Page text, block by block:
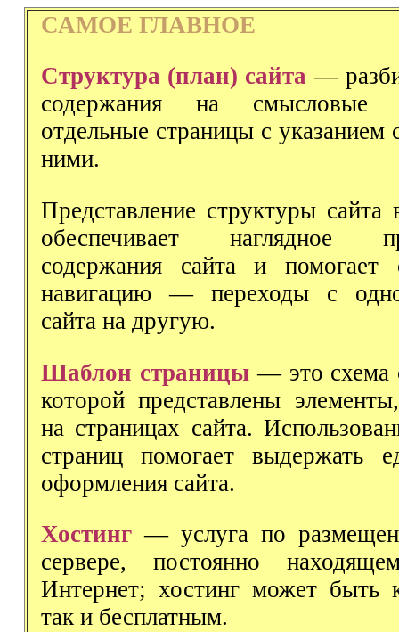
САМОЕ ГЛАВНОЕ
Структура (план) сайта —
содержания на смысловые
отдельные страницы с указанием
ними.
Представление структуры сайта
обеспечивает наглядное
содержания сайта и помогает
навигацию — переходы с
сайта на другую.
Шаблон страницы— это схема
которой представлены
на страницах сайта.
страниц помогает выдержать
оформления сайта.
Хостинг — услуга по
сервере, постоянно
Интернет; хостинг может быть
так и бесплатным.